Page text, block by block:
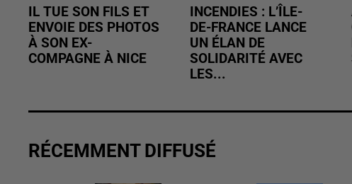
IL TUE SON FILS ET
ENVOIE DES PHOTOS
À SON EX-
COMPAGNE À NICE
INCENDIES : L’ÎLE-
DE-FRANCE LANCE
UN ÉLAN DE
SOLIDARITÉ AVEC
LES...
RÉCEMMENT DIFFUSÉ